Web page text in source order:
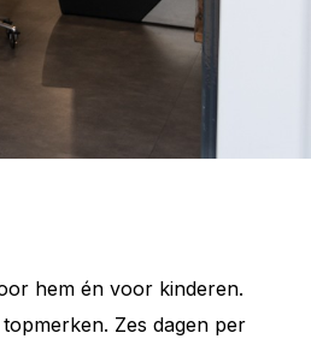
hem én voor kinderen.
Zes dagen per